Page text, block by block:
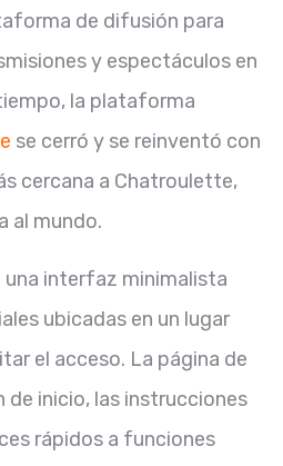
de difusión para
y espectáculos en
la plataforma
se cerró y se reinventó con
cercana a Chatroulette,
al mundo.
interfaz minimalista
ubicadas en un lugar
el acceso. La página de
de inicio, las instrucciones
rápidos a funciones